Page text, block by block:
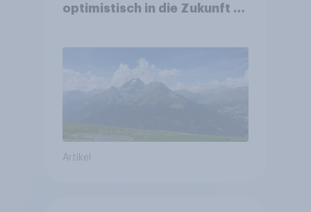
optimistisch in die Zukunft –
Altersvorsorge
Artikel